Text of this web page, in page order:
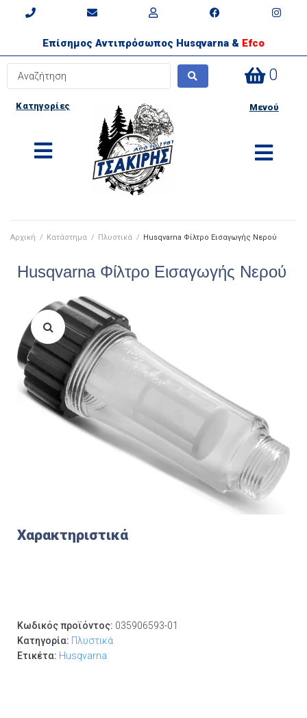
Επίσημος Αντιπρόσωπος Husqvarna & Efco
0
Κατηγορίες Μενού
Αρχική / Κατάστημα / Πλυστικά / Husqvarna Φίλτρο Εισαγωγής Νερού
Husqvarna Φίλτρο Εισαγωγής Νερού
Χαρακτηριστικά
Κωδικός προϊόντος: 035906593-01
Κατηγορία: Πλυστικά
Ετικέτα: Husqvarna